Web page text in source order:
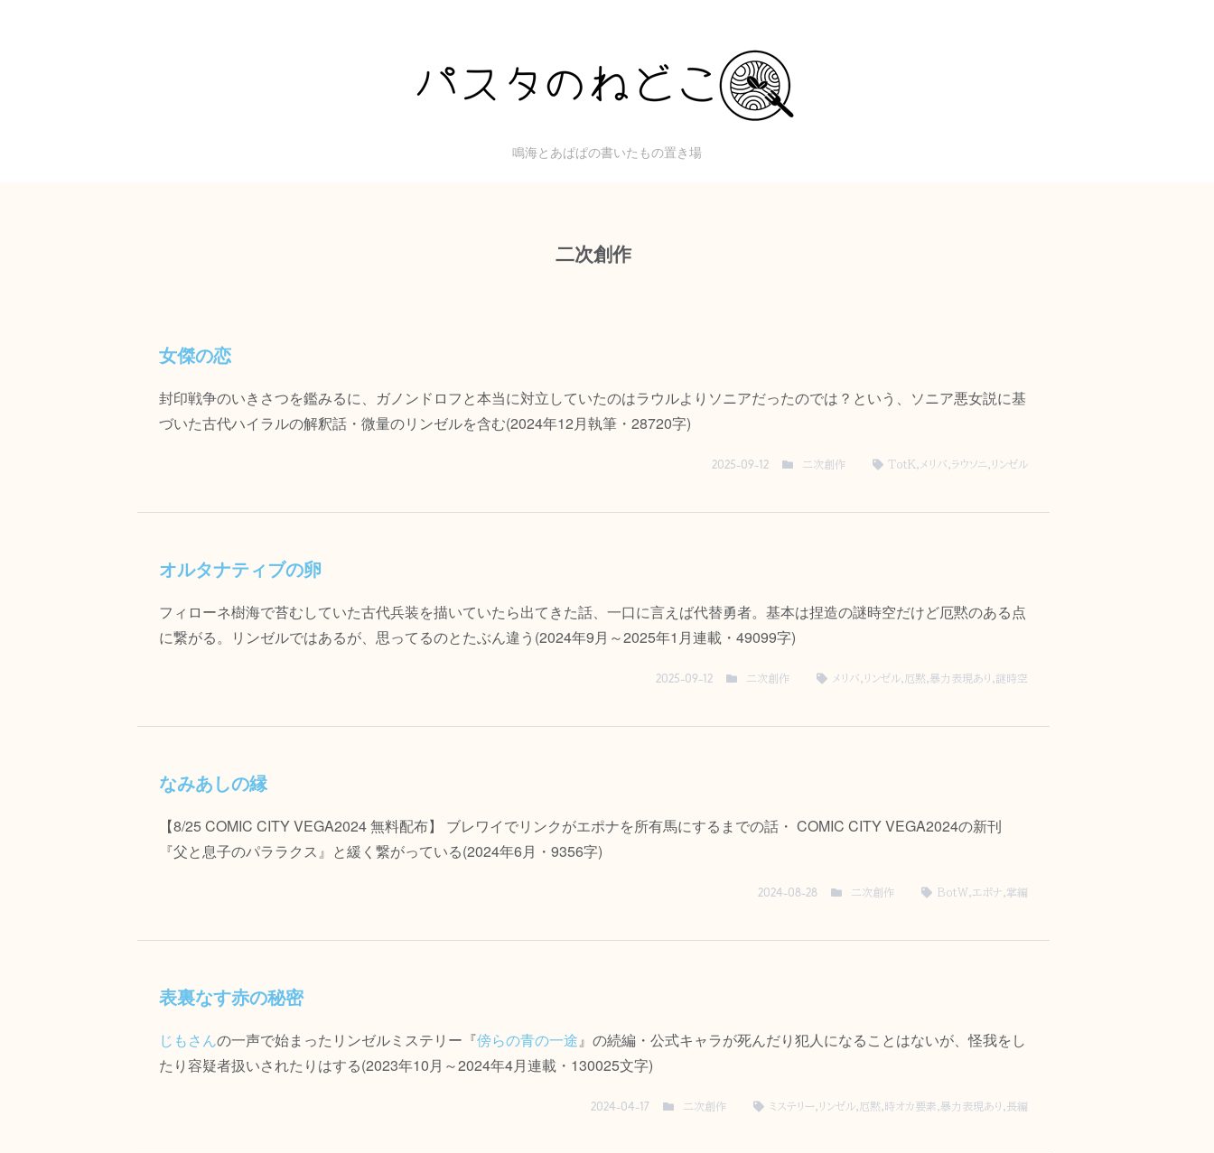
鳴海とあぱぱの書いたもの置き場
二次創作
女傑の恋
封印戦争のいきさつを鑑みるに、ガノンドロフと本当に対立していたのはラウルよりソニアだったのでは？という、ソニア悪女説に基
づいた古代ハイラルの解釈話・微量のリンゼルを含む(2024年12月執筆・28720字)
2025-09-12 二次創作 TotK メリバ ラウソニ リンゼル
オルタナティブの卵
フィローネ樹海で苔むしていた古代兵装を描いていたら出てきた話、一口に言えば代替勇者。基本は捏造の謎時空だけど厄黙のある点
に繋がる。リンゼルではあるが、思ってるのとたぶん違う(2024年9月～2025年1月連載・49099字)
2025-09-12 二次創作 メリバ リンゼル 厄黙 暴力表現あり 謎時空
なみあしの縁
【8/25 COMIC CITY VEGA2024 無料配布】 ブレワイでリンクがエポナを所有馬にするまでの話・ COMIC CITY VEGA2024の新刊
『父と息子のパララクス』と緩く繋がっている(2024年6月・9356字)
2024-08-28 二次創作 BotW エポナ 掌編
表裏なす赤の秘密
じもさんの一声で始まったリンゼルミステリー『傍らの青の一途』の続編・公式キャラが死んだり犯人になることはないが、怪我をし
たり容疑者扱いされたりはする(2023年10月～2024年4月連載・130025文字)
2024-04-17 二次創作 ミステリー リンゼル 厄黙 時オカ要素 暴力表現あり 長編